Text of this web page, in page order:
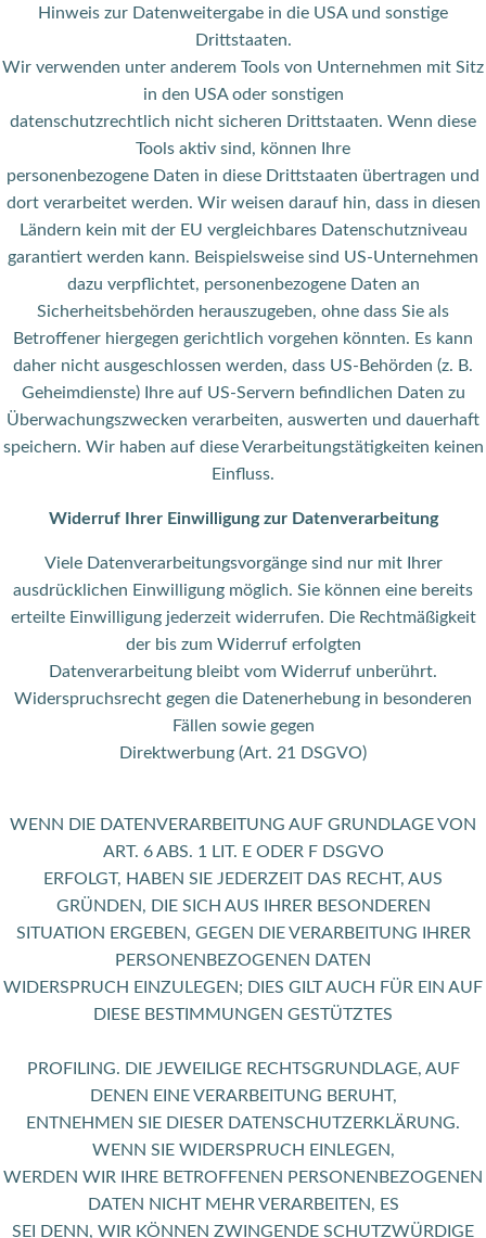
Hinweis zur Datenweitergabe in die USA und sonstige
Drittstaaten.
Wir verwenden unter anderem Tools von Unternehmen mit Sitz
in den USA oder sonstigen
datenschutzrechtlich nicht sicheren Drittstaaten. Wenn diese
Tools aktiv sind, können Ihre
personenbezogene Daten in diese Drittstaaten übertragen und
dort verarbeitet werden. Wir weisen darauf hin, dass in diesen
Ländern kein mit der EU vergleichbares Datenschutzniveau
garantiert werden kann. Beispielsweise sind US-Unternehmen
dazu verpflichtet, personenbezogene Daten an
Sicherheitsbehörden herauszugeben, ohne dass Sie als
Betroffener hiergegen gerichtlich vorgehen könnten. Es kann
daher nicht ausgeschlossen werden, dass US-Behörden (z. B.
Geheimdienste) Ihre auf US-Servern befindlichen Daten zu
Überwachungszwecken verarbeiten, auswerten und dauerhaft
speichern. Wir haben auf diese Verarbeitungstätigkeiten keinen
Einfluss.
Widerruf Ihrer Einwilligung zur Datenverarbeitung
Viele Datenverarbeitungsvorgänge sind nur mit Ihrer
ausdrücklichen Einwilligung möglich. Sie können eine bereits
erteilte Einwilligung jederzeit widerrufen. Die Rechtmäßigkeit
der bis zum Widerruf erfolgten
Datenverarbeitung bleibt vom Widerruf unberührt.
Widerspruchsrecht gegen die Datenerhebung in besonderen
Fällen sowie gegen
Direktwerbung (Art. 21 DSGVO)
WENN DIE DATENVERARBEITUNG AUF GRUNDLAGE VON
ART. 6 ABS. 1 LIT. E ODER F DSGVO
ERFOLGT, HABEN SIE JEDERZEIT DAS RECHT, AUS
GRÜNDEN, DIE SICH AUS IHRER BESONDEREN
SITUATION ERGEBEN, GEGEN DIE VERARBEITUNG IHRER
PERSONENBEZOGENEN DATEN
WIDERSPRUCH EINZULEGEN; DIES GILT AUCH FÜR EIN AUF
DIESE BESTIMMUNGEN GESTÜTZTES
PROFILING. DIE JEWEILIGE RECHTSGRUNDLAGE, AUF
DENEN EINE VERARBEITUNG BERUHT,
ENTNEHMEN SIE DIESER DATENSCHUTZERKLÄRUNG.
WENN SIE WIDERSPRUCH EINLEGEN,
WERDEN WIR IHRE BETROFFENEN PERSONENBEZOGENEN
DATEN NICHT MEHR VERARBEITEN, ES
SEI DENN, WIR KÖNNEN ZWINGENDE SCHUTZWÜRDIGE